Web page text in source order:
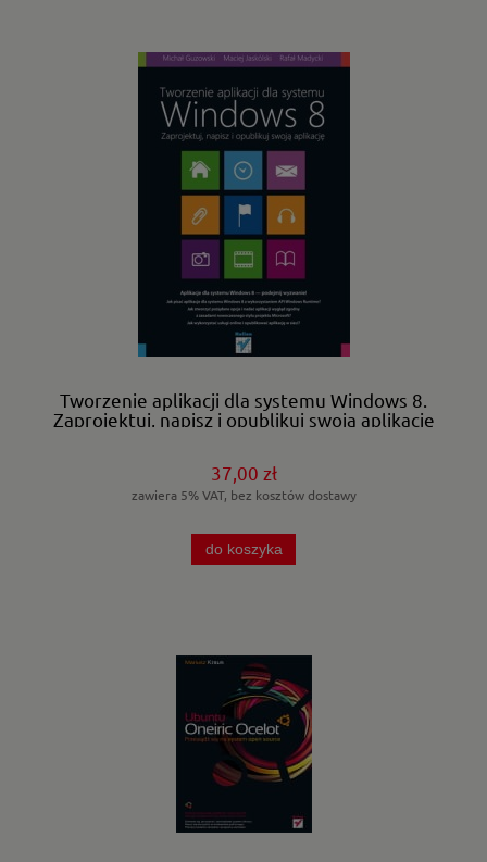
Tworzenie aplikacji dla systemu Windows 8.
Zaprojektuj, napisz i opublikuj swoją aplikację
37,00 zł
zawiera 5% VAT, bez kosztów dostawy
do koszyka